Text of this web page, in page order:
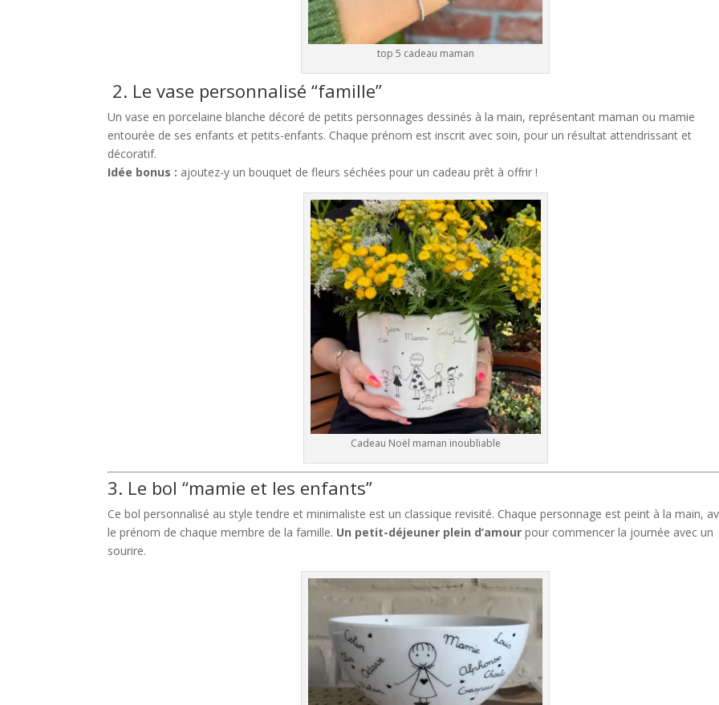
top 5 cadeau maman
2. Le vase personnalisé “famille”
Un vase en porcelaine blanche décoré de petits personnages dessinés à la main, représentant maman ou mamie
entourée de ses enfants et petits-enfants. Chaque prénom est inscrit avec soin, pour un résultat attendrissant et
décoratif.
Idée bonus : ajoutez-y un bouquet de fleurs séchées pour un cadeau prêt à offrir !
Cadeau Noël maman inoubliable
3. Le bol “mamie et les enfants”
Ce bol personnalisé au style tendre et minimaliste est un classique revisité. Chaque personnage est peint à la main,
le prénom de chaque membre de la famille. Un petit-déjeuner plein d’amour pour commencer la journée avec un
sourire.